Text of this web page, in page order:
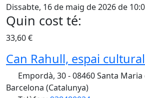
Dissabte, 16 de maig de 2026 de
Quin cost té:
33,60 €
Can Rahull, espai
Empordà, 30 - 08460 Santa
Barcelona (Catalunya)